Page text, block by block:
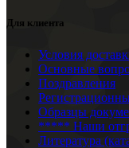
Для клиента
Условия
Основные
Поздравления
Образцы
***** Наши
Литература